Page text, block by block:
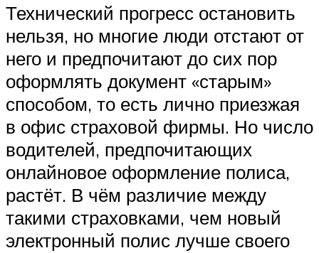
Технический прогресс остановить
нельзя, но многие люди отстают от
него и предпочитают до сих пор
оформлять документ «старым»
способом, то есть лично приезжая
в офис страховой фирмы. Но число
водителей, предпочитающих
онлайновое оформление полиса,
растёт. В чём различие между
такими страховками, чем новый
электронный полис лучше своего